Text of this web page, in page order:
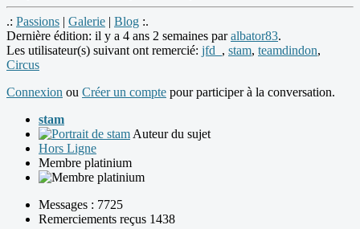
.: Passions | Galerie | Blog :.
Dernière édition: il y a 4 ans 2 semaines paralbator83.
Les utilisateur(s) suivant ont remercié: jfd_ , stam, teamdindon,
Circus
Connexion ou Créer un compte pour participer à la conversation.
stam
Auteur du sujet
Hors Ligne
Membre platinium
Messages : 7725
Remerciements reçus 1438